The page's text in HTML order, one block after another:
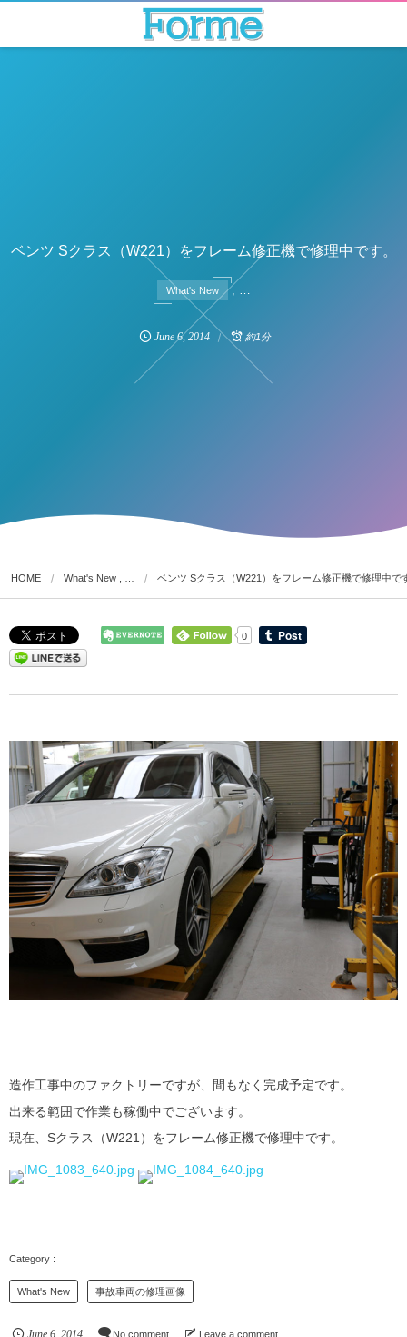
ベンツ Sクラス（W221）をフレーム修正機で修理中です。
What's New , …
June 6,2014 約1分
HOME What's New , … ベンツ Sクラス（W221）をフレーム修正機で修理中で
0
造作工事中のファクトリーですが、間もなく完成予定です。
出来る範囲で作業も稼働中でございます。
現在、Sクラス（W221）をフレーム修正機で修理中です。
What's New 事故車両の修理画像
June 6, 2014 No comment Leave a comment